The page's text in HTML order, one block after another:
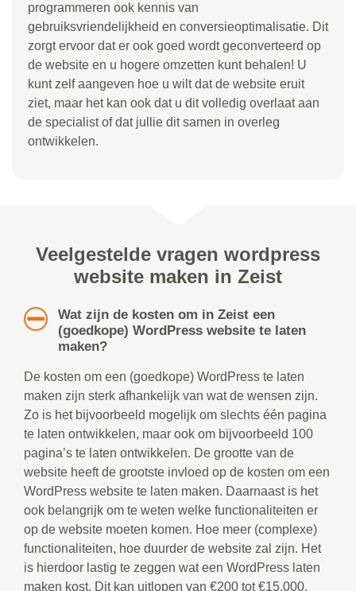
programmeren ook kennis van
gebruiksvriendelijkheid en conversieoptimalisatie. Dit
zorgt ervoor dat er ook goed wordt geconverteerd op
de website en u hogere omzetten kunt behalen! U
kunt zelf aangeven hoe u wilt dat de website eruit
ziet, maar het kan ook dat u dit volledig overlaat aan
de specialist of dat jullie dit samen in overleg
ontwikkelen.
Veelgestelde vragen wordpress
website maken in Zeist
Wat zijn de kosten om in Zeist een
(goedkope) WordPress website te laten
maken?
De kosten om een (goedkope) WordPress te laten
maken zijn sterk afhankelijk van wat de wensen zijn.
Zo is het bijvoorbeeld mogelijk om slechts één pagina
te laten ontwikkelen, maar ook om bijvoorbeeld 100
pagina’s te laten ontwikkelen. De grootte van de
website heeft de grootste invloed op de kosten om een
WordPress website te laten maken. Daarnaast is het
ook belangrijk om te weten welke functionaliteiten er
op de website moeten komen. Hoe meer (complexe)
functionaliteiten, hoe duurder de website zal zijn. Het
is hierdoor lastig te zeggen wat een WordPress laten
maken kost. Dit kan uitlopen van €200 tot €15.000.